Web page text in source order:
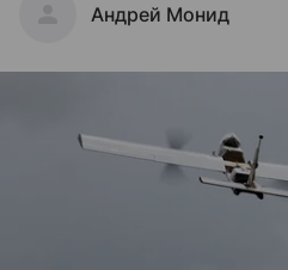
Андрей Монид